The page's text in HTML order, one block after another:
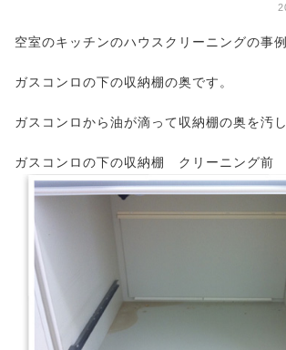
空室のキッチンのハウスクリーニングの事例
ガスコンロの下の収納棚の奥です。
ガスコンロから油が滴って収納棚の奥を汚
ガスコンロの下の収納棚 クリーニング前